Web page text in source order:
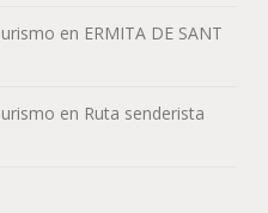
en ERMITA DE SANT
en Ruta senderista